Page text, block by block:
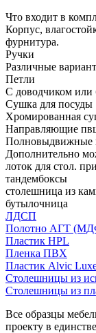
Что входит в
Корпус,
фурнитура.
Ручки
Различные
Петли
С доводчиком или
Сушка для посуды
Хромированная
Направляющие
Полновыдвижные
Дополнительно
лоток для стол.
тандембоксы
столешница из
бутылочница
ЛДСП
Полотно АГТ
Пластик HPL
Пленка ПВХ
Пластик Alvic
Столешницы из
Столешницы из
Все образцы
проекту в